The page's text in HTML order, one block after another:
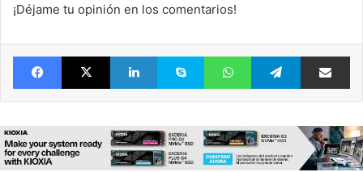
¡Déjame tu opinión en los comentarios!
FacebookX LinkedIn Skype WhatsAppTelegram